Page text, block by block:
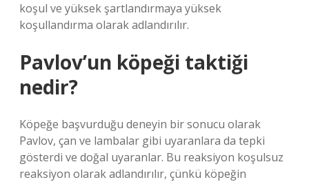
koşul ve yüksek şartlandırmaya yüksek
koşullandırma olarak adlandırılır.
Pavlov’un köpeği taktiği
nedir?
Köpeğe başvurduğu deneyin bir sonucu olarak
Pavlov, çan ve lambalar gibi uyaranlara da tepki
gösterdi ve doğal uyaranlar. Bu reaksiyon koşulsuz
reaksiyon olarak adlandırılır, çünkü köpeğin